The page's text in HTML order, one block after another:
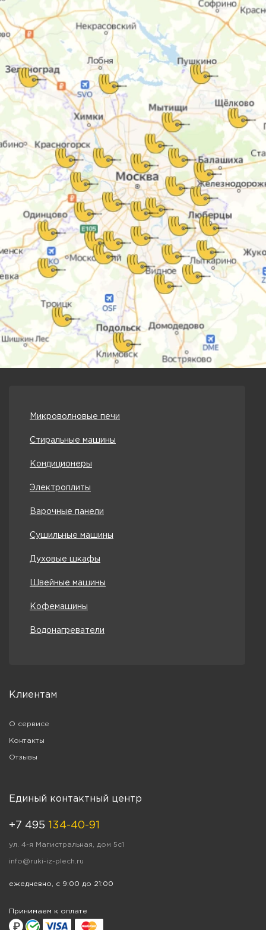
Микроволновые печи
Стиральные машины
Кондиционеры
Электроплиты
Варочные панели
Сушильные машины
Духовые шкафы
Швейные машины
Кофемашины
Водонагреватели
Клиентам
О сервисе
Контакты
Отзывы
Единый контактный центр
+7 495 134-40-91
ул. 4-я Магистральная, дом 5с1
info@ruki-iz-plech.ru
ежедневно, с 9:00 до 21:00
Принимаем к оплате